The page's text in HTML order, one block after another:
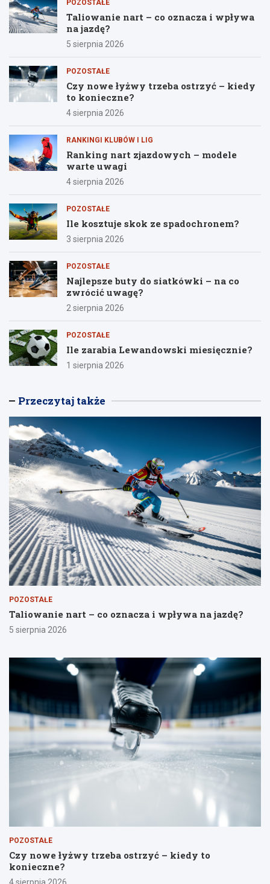
POZOSTAŁE
Taliowanie nart – co oznacza i wpływa
na jazdę?
5 sierpnia 2026
POZOSTAŁE
Czy nowe łyżwy trzeba ostrzyć – kiedy
to konieczne?
4 sierpnia 2026
RANKINGI KLUBÓW I LIG
Ranking nart zjazdowych – modele
warte uwagi
4 sierpnia 2026
POZOSTAŁE
Ile kosztuje skok ze spadochronem?
3 sierpnia 2026
POZOSTAŁE
Najlepsze buty do siatkówki – na co
zwrócić uwagę?
2 sierpnia 2026
POZOSTAŁE
Ile zarabia Lewandowski miesięcznie?
1 sierpnia 2026
Przeczytaj także
POZOSTAŁE
Taliowanie nart – co oznacza i wpływa na jazdę?
5 sierpnia 2026
POZOSTAŁE
Czy nowe łyżwy trzeba ostrzyć – kiedy to
konieczne?